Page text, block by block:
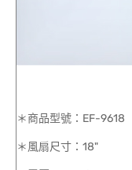
＊商品型號：EF-9618
＊風扇尺寸：18"